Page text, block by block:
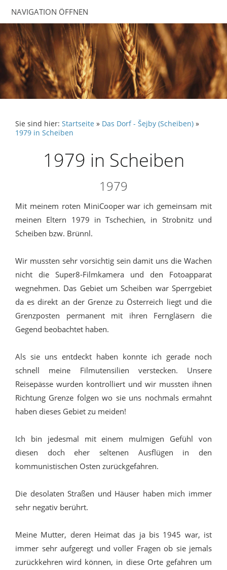
NAVIGATION ÖFFNEN
Sie sind hier: Startseite » Das Dorf - Šejby (Scheiben) »
1979 in Scheiben
1979 in Scheiben
1979
Mit meinem roten MiniCooper war ich gemeinsam mit
meinen Eltern 1979 in Tschechien, in Strobnitz und
Scheiben bzw. Brünnl.
Wir mussten sehr vorsichtig sein damit uns die Wachen
nicht die Super8-Filmkamera und den Fotoapparat
wegnehmen. Das Gebiet um Scheiben war Sperrgebiet
da es direkt an der Grenze zu Österreich liegt und die
Grenzposten permanent mit ihren Ferngläsern die
Gegend beobachtet haben.
Als sie uns entdeckt haben konnte ich gerade noch
schnell meine Filmutensilien verstecken. Unsere
Reisepässe wurden kontrolliert und wir mussten ihnen
Richtung Grenze folgen wo sie uns nochmals ermahnt
haben dieses Gebiet zu meiden!
Ich bin jedesmal mit einem mulmigen Gefühl von
diesen doch eher seltenen Ausflügen in den
kommunistischen Osten zurückgefahren.
Die desolaten Straßen und Häuser haben mich immer
sehr negativ berührt.
Meine Mutter, deren Heimat das ja bis 1945 war, ist
immer sehr aufgeregt und voller Fragen ob sie jemals
zurückkehren wird können, in diese Orte gefahren um